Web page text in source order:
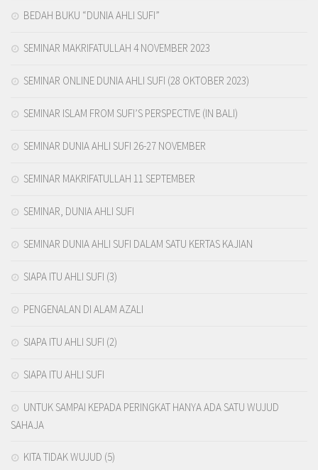
BEDAH BUKU “DUNIA AHLI SUFI”
SEMINAR MAKRIFATULLAH 4 NOVEMBER 2023
SEMINAR ONLINE DUNIA AHLI SUFI (28 OKTOBER 2023)
SEMINAR ISLAM FROM SUFI’S PERSPECTIVE (IN BALI)
SEMINAR DUNIA AHLI SUFI 26-27 NOVEMBER
SEMINAR MAKRIFATULLAH 11 SEPTEMBER
SEMINAR, DUNIA AHLI SUFI
SEMINAR DUNIA AHLI SUFI DALAM SATU KERTAS KAJIAN
SIAPA ITU AHLI SUFI (3)
PENGENALAN DI ALAM AZALI
SIAPA ITU AHLI SUFI (2)
SIAPA ITU AHLI SUFI
UNTUK SAMPAI KEPADA PERINGKAT HANYA ADA SATU WUJUD
SAHAJA
KITA TIDAK WUJUD (5)